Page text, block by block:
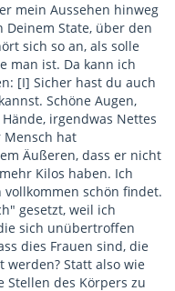
mein Aussehen hinweg
State, über den
sich so an, als solle
man ist. Da kann ich
[I] Sicher hast du auch
Schöne Augen,
irgendwas Nettes
Mensch hat
Äußeren, dass er nicht
Kilos haben. Ich
schön findet.
gesetzt, weil ich
sich unübertroffen
dies Frauen sind, die
Statt also wie
des Körpers zu